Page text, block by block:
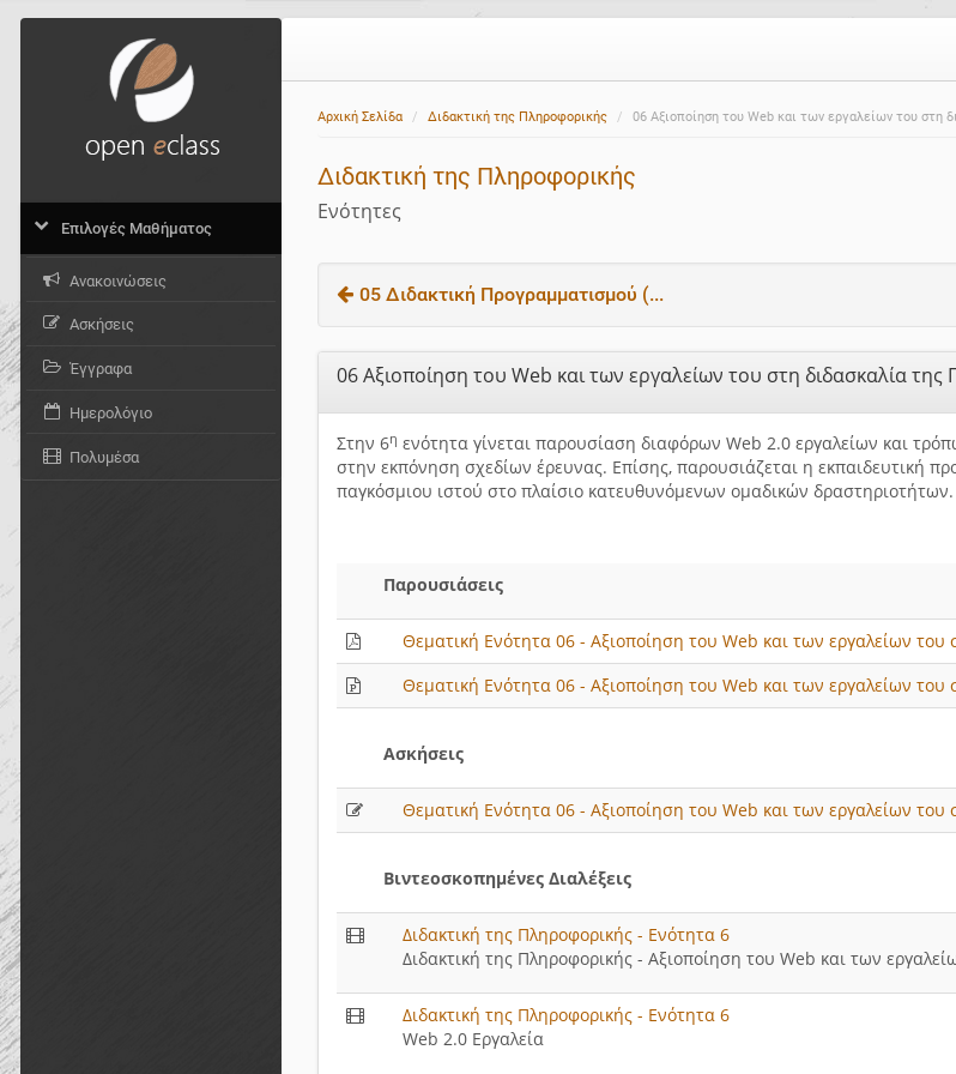
Αρχική Σελίδα Διδακτική της Πληροφορικής 06 Αξιοποίηση του Web και των εργαλείων του στη
Διδακτική της Πληροφορικής
Ενότητες
05 Διδακτική Προγραμματισμού (...
06 Αξιοποίηση του Web και των εργαλείων του στη διδασκαλία
Στην 6η ενότητα γίνεται παρουσίαση διαφόρων Web 2.0 εργαλείων και
στην εκπόνηση σχεδίων έρευνας. Επίσης, παρουσιάζεται η εκπαιδευτική
παγκόσμιου ιστού στο πλαίσιο κατευθυνόμενων ομαδικών δραστηριοτήτων.
Παρουσιάσεις
Θεματική Ενότητα 06 - Αξιοποίηση του Web και των εργαλείων του
Θεματική Ενότητα 06 - Αξιοποίηση του Web και των εργαλείων του
Ασκήσεις
Θεματική Ενότητα 06 - Αξιοποίηση του Web και των εργαλείων του
Βιντεοσκοπημένες Διαλέξεις
Διδακτική της Πληροφορικής - Ενότητα 6
Διδακτική της Πληροφορικής - Αξιοποίηση του Web και των
Διδακτική της Πληροφορικής - Ενότητα 6
Web 2.0 Εργαλεία
Επιλογές Μαθήματος
Ανακοινώσεις
Ασκήσεις
Έγγραφα
Ημερολόγιο
Πολυμέσα